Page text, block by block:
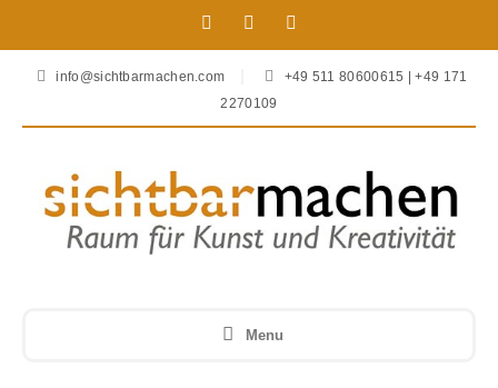
info@sichtbarmachen.com
+49 511 80600615 | +49 171
2270109
Menu